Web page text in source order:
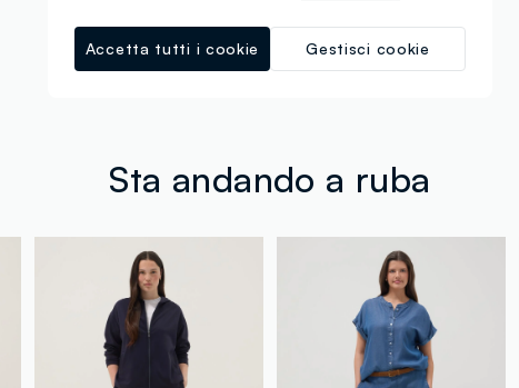
Sta andando a ruba
Gestisci cookie
Accetta tutti i cookie